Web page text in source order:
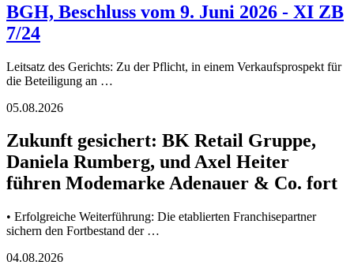
BGH, Beschluss vom 9. Juni 2026 - XI ZB
7/24
Leitsatz des Gerichts: Zu der Pflicht, in einem Verkaufsprospekt für
die Beteiligung an …
05.08.2026
Zukunft gesichert: BK Retail Gruppe,
Daniela Rumberg, und Axel Heiter
führen Modemarke Adenauer & Co. fort
• Erfolgreiche Weiterführung: Die etablierten Franchisepartner
sichern den Fortbestand der …
04.08.2026